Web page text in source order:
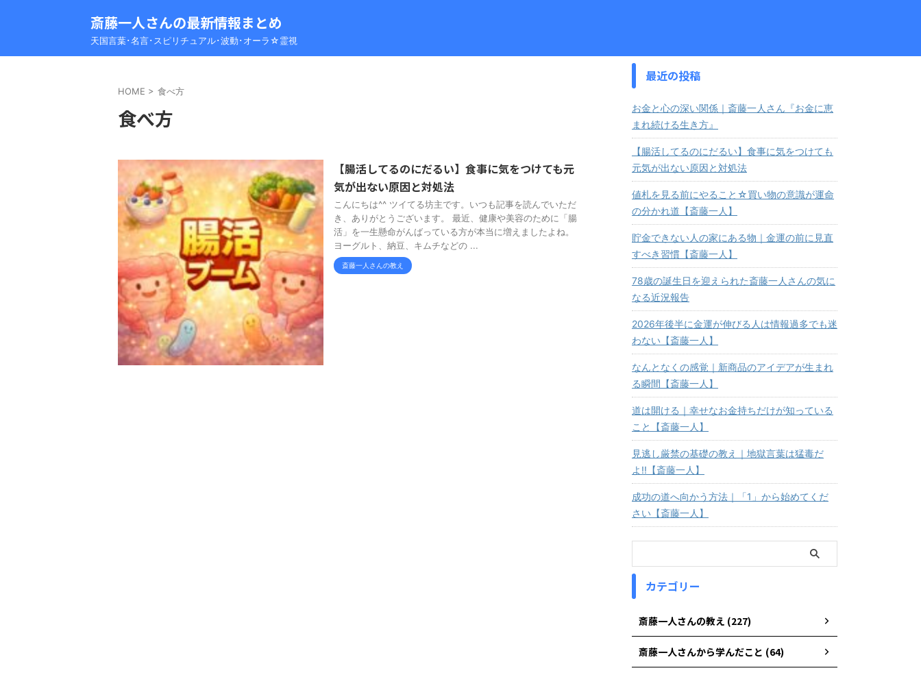
斎藤一人さんの最新情報まとめ
天国言葉･名言･スピリチュアル･波動･オーラ☆霊視
HOME > 食べ方
食べ方
【腸活してるのにだるい】食事に気をつけても元
気が出ない原因と対処法
こんにちは^^ ツイてる坊主です。いつも記事を読んでいただ
き、ありがとうございます。 最近、健康や美容のために「腸
活」を一生懸命がんばっている方が本当に増えましたよね。
ヨーグルト、納豆、キムチなどの ...
斎藤一人さんの教え
最近の投稿
お金と心の深い関係｜斎藤一人さん『お金に恵
まれ続ける生き方』
【腸活してるのにだるい】食事に気をつけても
元気が出ない原因と対処法
値札を見る前にやること☆買い物の意識が運命
の分かれ道【斎藤一人】
貯金できない人の家にある物｜金運の前に見直
すべき習慣【斎藤一人】
78歳の誕生日を迎えられた斎藤一人さんの気に
なる近況報告
2026年後半に金運が伸びる人は情報過多でも迷
わない【斎藤一人】
なんとなくの感覚｜新商品のアイデアが生まれ
る瞬間【斎藤一人】
道は開ける｜幸せなお金持ちだけが知っている
こと【斎藤一人】
見逃し厳禁の基礎の教え｜地獄言葉は猛毒だ
よ!!【斎藤一人】
成功の道へ向かう方法｜「1」から始めてくだ
さい【斎藤一人】
カテゴリー
斎藤一人さんの教え (227)
斎藤一人さんから学んだこと (64)